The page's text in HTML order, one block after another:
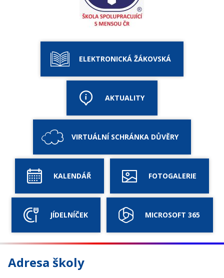
ELEKTRONICKÁ ŽÁKOVSKÁ
AKTUALITY
VIRTUÁLNÍ SCHRÁNKA DŮVĚRY
KALENDÁŘ FOTOGALERIE
JÍDELNÍČEK MICROSOFT 365
Adresa školy